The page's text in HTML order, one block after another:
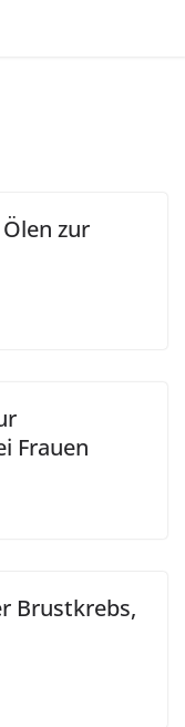
zur
Frauen
Brustkrebs,